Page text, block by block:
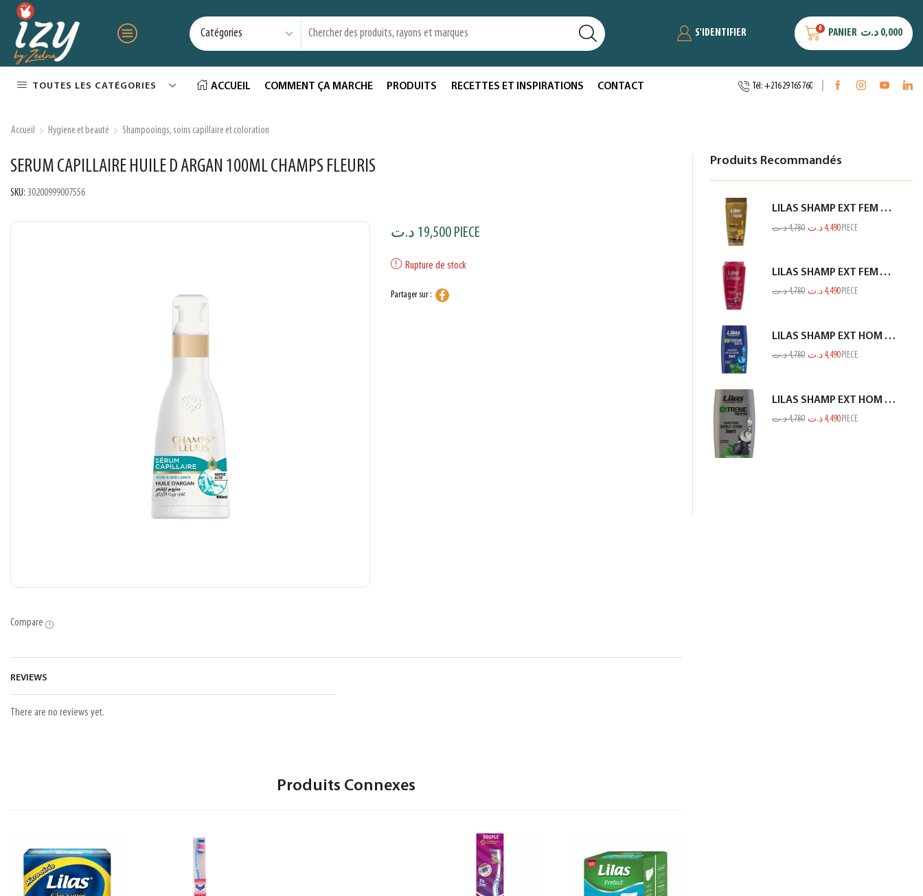
S'IDENTIFIER 0 PANIER 0,000 د.ت
TOUTES LES CATÉGORIES ACCUEIL COMMENT ÇA MARCHE PRODUITS RECETTES ET INSPIRATIONS CONTACT Tél: +216 29 165 760
Accueil Hygiene et beauté Shampooings, soins capillaire et coloration
SERUM CAPILLAIRE HUILE D ARGAN 100ML CHAMPS FLEURIS
SKU: 30200999007556
Compare
19,500 د.ت PIECE
Rupture de stock
Partager sur :
REVIEWS
There are no reviews yet.
Produits Connexes
Produits Recommandés
LILAS SHAMP EXT FEM KERATINE MARRON GOLD 350ML
4,780د.ت 4,490 د.ت PIECE
LILAS SHAMP EXT FEM TOUS TYPES CHEV ROSE 350ML
4,780د.ت 4,490 د.ت PIECE
LILAS SHAMP EXT HOM ANTI PEL MENTHE BLEU 350ML
4,780د.ت 4,490 د.ت PIECE
LILAS SHAMP EXT HOM CHARBON GRIS 350ML
4,780د.ت 4,490 د.ت PIECE